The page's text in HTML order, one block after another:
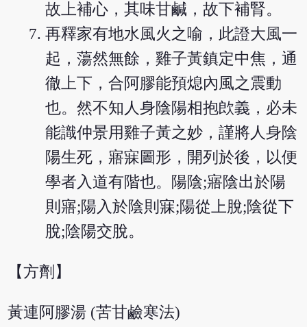
故上補心，其味甘鹹，故下補腎。
再釋家有地水風火之喻，此證大風一
起，蕩然無餘，雞子黃鎮定中焦，通
徹上下，合阿膠能預熄內風之震動
也。然不知人身陰陽相抱欴義，必未
能識仲景用雞子黃之妙，謹將人身陰
陽生死，寤寐圖形，開列於後，以便
學者入道有階也。陽陰;寤陰出於陽
則寤;陽入於陰則寐;陽從上脫;陰從下
脫;陰陽交脫。
【方劑】
黃連阿膠湯 (苦甘鹼寒法)